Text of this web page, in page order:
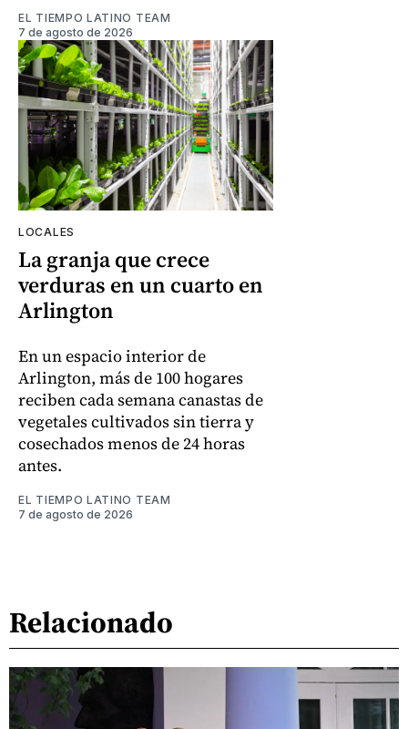
EL TIEMPO LATINO TEAM
7 de agosto de 2026
LOCALES
La granja que crece
verduras en un cuarto en
Arlington
En un espacio interior de
Arlington, más de 100 hogares
reciben cada semana canastas de
vegetales cultivados sin tierra y
cosechados menos de 24 horas
antes.
EL TIEMPO LATINO TEAM
7 de agosto de 2026
Relacionado